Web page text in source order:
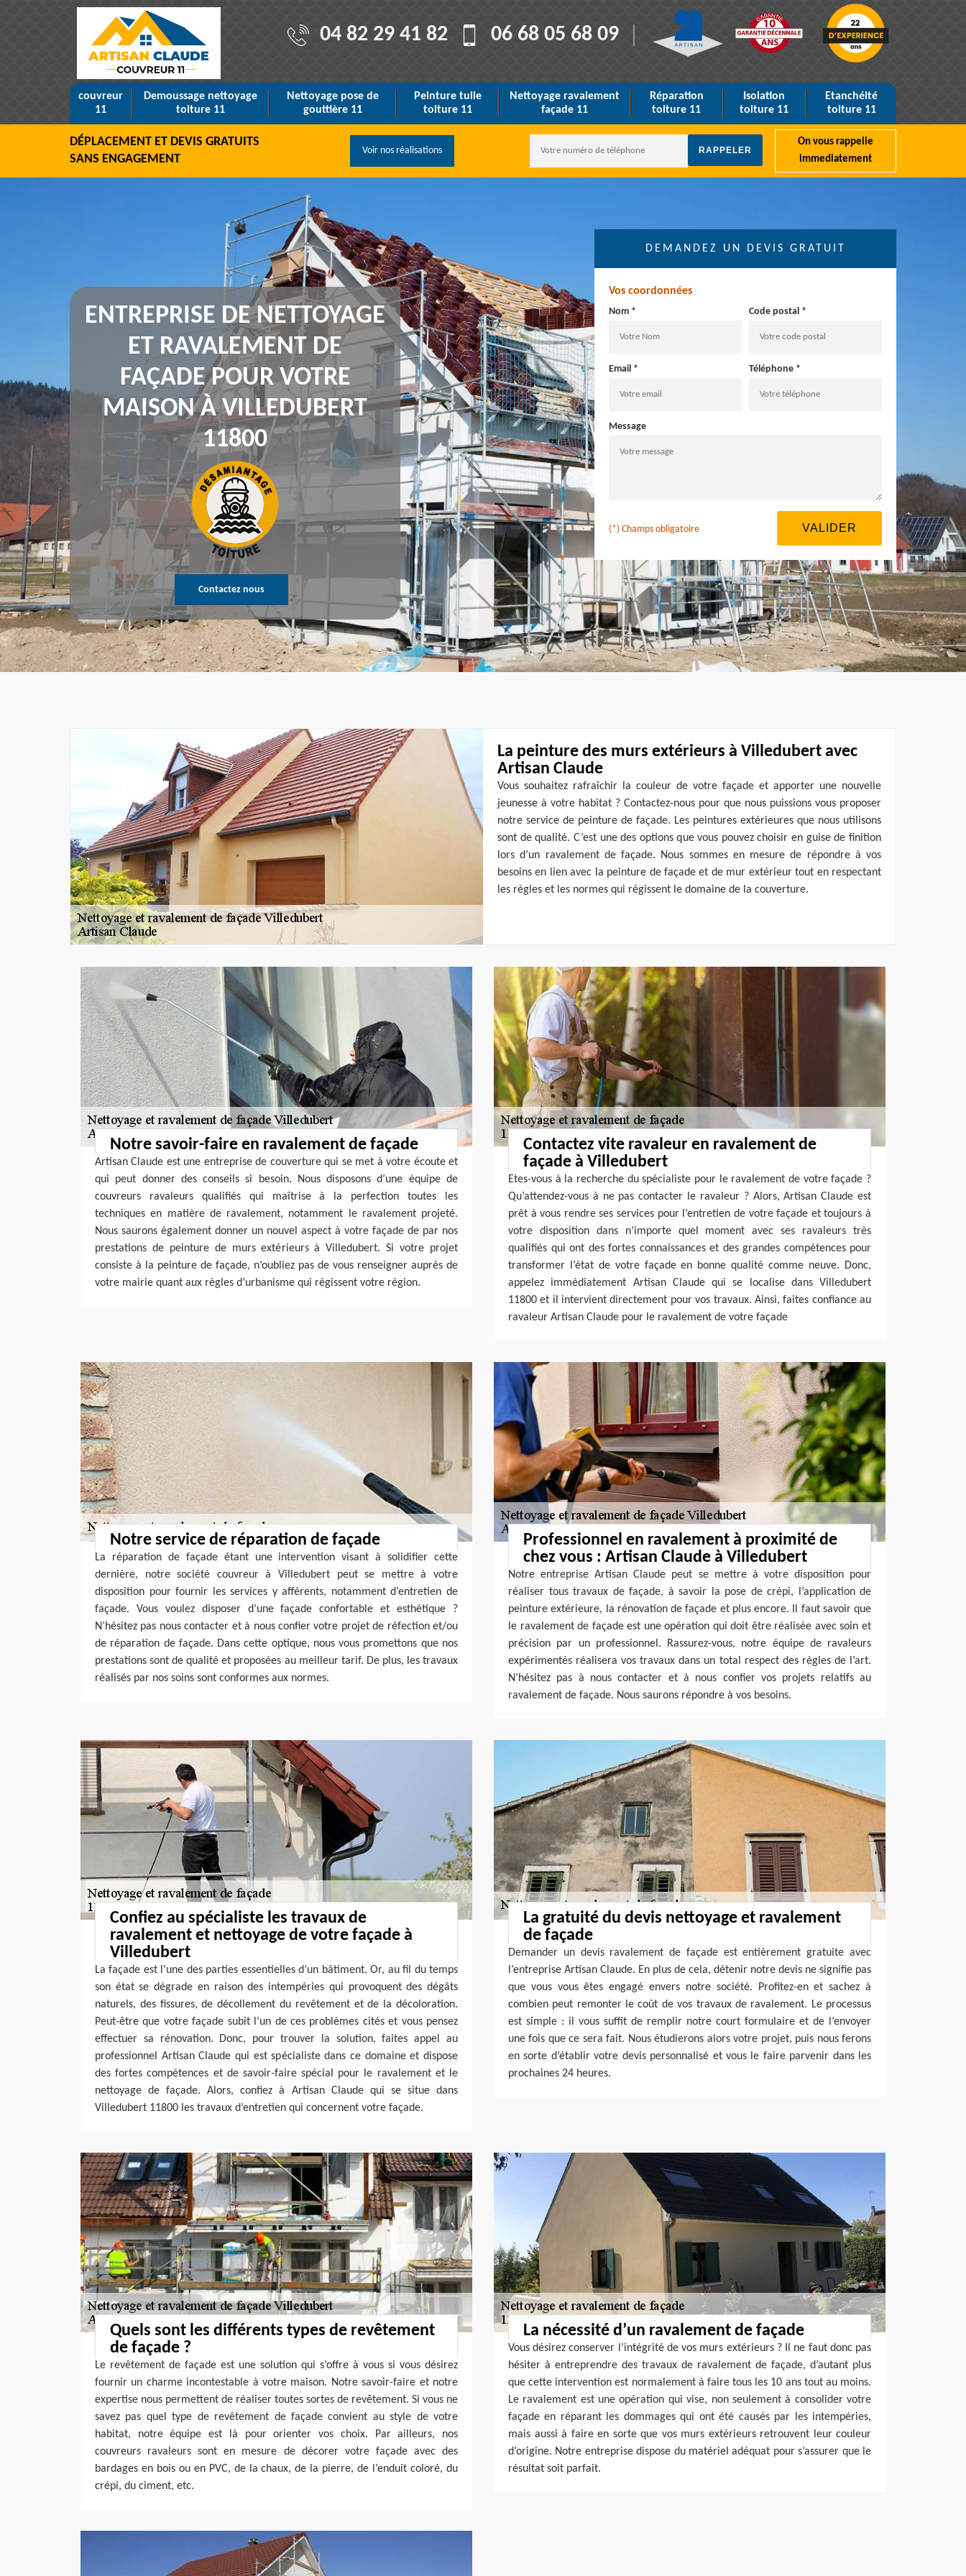
04 82 29 41 82 06 68 05 68 09
couvreur
11
Demoussage nettoyage
toiture 11
Nettoyage pose de
gouttière 11
Peinture tuile
toiture 11
Nettoyage ravalement
façade 11
Réparation
toiture 11
Isolation
toiture 11
Etanchéité
toiture 11
DÉPLACEMENT ET DEVIS GRATUITS
SANS ENGAGEMENT
Voir nos réalisations
On vous rappelle
immediatement
ENTREPRISE DE NETTOYAGE
ET RAVALEMENT DE
FAÇADE POUR VOTRE
MAISON À VILLEDUBERT
11800
Contactez nous
DEMANDEZ UN DEVIS GRATUIT
Vos coordonnées
Nom * Code postal *
Email * Téléphone *
Message
(*) Champs obligatoire
La peinture des murs extérieurs à Villedubert avec
Artisan Claude
Vous souhaitez rafraîchir la couleur de votre façade et apporter une nouvelle
jeunesse à votre habitat ? Contactez-nous pour que nous puissions vous proposer
notre service de peinture de façade. Les peintures extérieures que nous utilisons
sont de qualité. C’est une des options que vous pouvez choisir en guise de finition
lors d’un ravalement de façade. Nous sommes en mesure de répondre à vos
besoins en lien avec la peinture de façade et de mur extérieur tout en respectant
les règles et les normes qui régissent le domaine de la couverture.
Notre savoir-faire en ravalement de façade
Artisan Claude est une entreprise de couverture qui se met à votre écoute et
qui peut donner des conseils si besoin. Nous disposons d’une équipe de
couvreurs ravaleurs qualifiés qui maîtrise à la perfection toutes les
techniques en matière de ravalement, notamment le ravalement projeté.
Nous saurons également donner un nouvel aspect à votre façade de par nos
prestations de peinture de murs extérieurs à Villedubert. Si votre projet
consiste à la peinture de façade, n’oubliez pas de vous renseigner auprès de
votre mairie quant aux règles d’urbanisme qui régissent votre région.
Contactez vite ravaleur en ravalement de
façade à Villedubert
Etes-vous à la recherche du spécialiste pour le ravalement de votre façade ?
Qu’attendez-vous à ne pas contacter le ravaleur ? Alors, Artisan Claude est
prêt à vous rendre ses services pour l’entretien de votre façade et toujours à
votre disposition dans n’importe quel moment avec ses ravaleurs très
qualifiés qui ont des fortes connaissances et des grandes compétences pour
transformer l’état de votre façade en bonne qualité comme neuve. Donc,
appelez immédiatement Artisan Claude qui se localise dans Villedubert
11800 et il intervient directement pour vos travaux. Ainsi, faites confiance au
ravaleur Artisan Claude pour le ravalement de votre façade
Notre service de réparation de façade
La réparation de façade étant une intervention visant à solidifier cette
dernière, notre société couvreur à Villedubert peut se mettre à votre
disposition pour fournir les services y afférents, notamment d’entretien de
façade. Vous voulez disposer d’une façade confortable et esthétique ?
N’hésitez pas nous contacter et à nous confier votre projet de réfection et/ou
de réparation de façade. Dans cette optique, nous vous promettons que nos
prestations sont de qualité et proposées au meilleur tarif. De plus, les travaux
réalisés par nos soins sont conformes aux normes.
Professionnel en ravalement à proximité de
chez vous : Artisan Claude à Villedubert
Notre entreprise Artisan Claude peut se mettre à votre disposition pour
réaliser tous travaux de façade, à savoir la pose de crépi, l’application de
peinture extérieure, la rénovation de façade et plus encore. Il faut savoir que
le ravalement de façade est une opération qui doit être réalisée avec soin et
précision par un professionnel. Rassurez-vous, notre équipe de ravaleurs
expérimentés réalisera vos travaux dans un total respect des règles de l’art.
N’hésitez pas à nous contacter et à nous confier vos projets relatifs au
ravalement de façade. Nous saurons répondre à vos besoins.
Confiez au spécialiste les travaux de
ravalement et nettoyage de votre façade à
Villedubert
La façade est l’une des parties essentielles d’un bâtiment. Or, au fil du temps
son état se dégrade en raison des intempéries qui provoquent des dégâts
naturels, des fissures, de décollement du revêtement et de la décoloration.
Peut-être que votre façade subit l’un de ces problèmes cités et vous pensez
effectuer sa rénovation. Donc, pour trouver la solution, faites appel au
professionnel Artisan Claude qui est spécialiste dans ce domaine et dispose
des fortes compétences et de savoir-faire spécial pour le ravalement et le
nettoyage de façade. Alors, confiez à Artisan Claude qui se situe dans
Villedubert 11800 les travaux d’entretien qui concernent votre façade.
La gratuité du devis nettoyage et ravalement
de façade
Demander un devis ravalement de façade est entièrement gratuite avec
l’entreprise Artisan Claude. En plus de cela, détenir notre devis ne signifie pas
que vous vous êtes engagé envers notre société. Profitez-en et sachez à
combien peut remonter le coût de vos travaux de ravalement. Le processus
est simple : il vous suffit de remplir notre court formulaire et de l’envoyer
une fois que ce sera fait. Nous étudierons alors votre projet, puis nous ferons
en sorte d’établir votre devis personnalisé et vous le faire parvenir dans les
prochaines 24 heures.
Quels sont les différents types de revêtement
de façade ?
Le revêtement de façade est une solution qui s’offre à vous si vous désirez
fournir un charme incontestable à votre maison. Notre savoir-faire et notre
expertise nous permettent de réaliser toutes sortes de revêtement. Si vous ne
savez pas quel type de revêtement de façade convient au style de votre
habitat, notre équipe est là pour orienter vos choix. Par ailleurs, nos
couvreurs ravaleurs sont en mesure de décorer votre façade avec des
bardages en bois ou en PVC, de la chaux, de la pierre, de l’enduit coloré, du
crépi, du ciment, etc.
La nécessité d’un ravalement de façade
Vous désirez conserver l’intégrité de vos murs extérieurs ? Il ne faut donc pas
hésiter à entreprendre des travaux de ravalement de façade, d’autant plus
que cette intervention est normalement à faire tous les 10 ans tout au moins.
Le ravalement est une opération qui vise, non seulement à consolider votre
façade en réparant les dommages qui ont été causés par les intempéries,
mais aussi à faire en sorte que vos murs extérieurs retrouvent leur couleur
d’origine. Notre entreprise dispose du matériel adéquat pour s’assurer que le
résultat soit parfait.